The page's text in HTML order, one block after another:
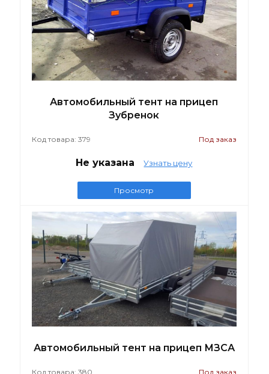
Автомобильный тент на прицеп
Зубренок
Код товара: 379 Под заказ
Не указана Узнать цену
Просмотр
Автомобильный тент на прицеп МЗСА
Код товара: 380 Под заказ